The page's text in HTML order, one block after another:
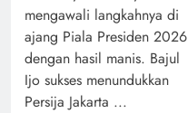
mengawali langkahnya di
ajang Piala Presiden 2026
dengan hasil manis. Bajul
Ijo sukses menundukkan
Persija Jakarta ...